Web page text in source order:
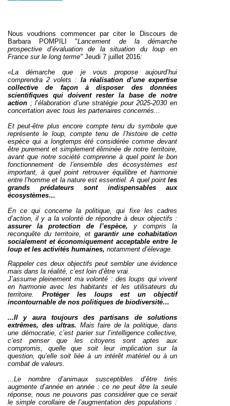
Nous voudrions commencer par citer le Discours de
Barbara POMPILI "Lancement de la démarche
prospective d’évaluation de la situation du loup en
France sur le long terme" Jeudi 7 juillet 2016:
«La démarche que je vous propose aujourd’hui
comprendra 2 volets : la réalisation d’une expertise
collective de façon à disposer des données
scientifiques qui doivent rester la base de notre
action ; l’élaboration d’une stratégie pour 2025-2030 en
concertation avec tous les partenaires concernés...
Et peut-être plus encore compte tenu du symbole que
représente le loup, compte tenu de l’histoire de cette
espèce qui a longtemps été considérée comme devant
être purement et simplement éliminée de notre territoire,
avant que notre société comprenne à quel point le bon
fonctionnement de l’ensemble des écosystèmes est
important, à quel point retrouver équilibre et harmonie
entre l’homme et la nature est essentiel. A quel pointles
grands prédateurs sont indispensables aux
écosystèmes…
En ce qui concerne la politique, qui fixe les cadres
d’action, il y a la volonté de répondre à deux objectifs :
assurer la protection de l’espèce, y compris la
reconquête du territoire, et garantir une cohabitation
socialement et économiquement acceptable entre le
loup et les activités humaines, notamment d’élevage.
Rappeler ces deux objectifs peut sembler une évidence
mais dans la réalité, c’est loin d’être vrai.
J’assume pleinement ma volonté : des loups qui vivent
en harmonie avec les habitants et les utilisateurs du
territoire. Protéger les loups est un objectif
incontournable de nos politiques de biodiversité…
...Il y aura toujours des partisans de solutions
extrêmes, des ultras. Mais faire de la politique, dans
une démocratie, c’est parier sur l’intelligence collective,
c’est penser que les citoyens sont aptes aux
compromis, quelle que soit leur implication sur la
question, qu’elle soit liée à un intérêt matériel ou à un
combat de valeurs.
...Le nombre d’animaux susceptibles d’être tirés
augmente d’année en année : ce ne peut être la seule
réponse, nous ne pouvons pas considérer que ce serait
le simple corollaire de l’augmentation des populations :